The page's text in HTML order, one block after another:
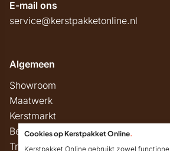
E-mail ons
service@kerstpakketonline.nl
Algemeen
Showroom
Maatwerk
Kerstmarkt
Belastingregels
Track & Trace
Cookies op Kerstpakket Online.
Kerstpakket Online gebruikt zowel